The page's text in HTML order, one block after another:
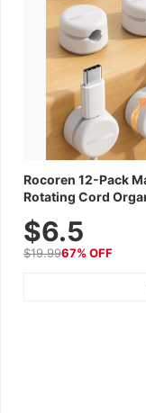
Rocoren 12-Pack
Rotating Cord
Wall, Car & Office,
$6.5
$19.9967% OFF